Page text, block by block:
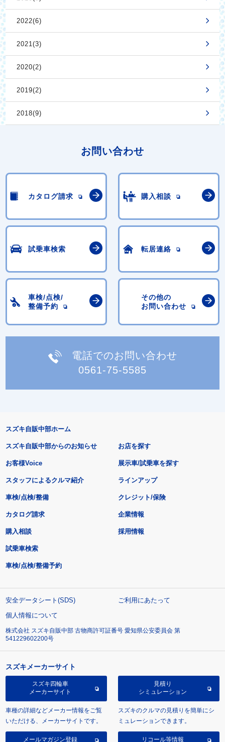
2022(6)
2021(3)
2020(2)
2019(2)
2018(9)
お問い合わせ
カタログ請求 購入相談
試乗車検索 転居連絡
車検/点検/
整備予約
その他の
お問い合わせ
電話でのお問い合わせ
0561-75-5585
スズキ自販中部ホーム
スズキ自販中部からのお知らせ
お客様Voice
スタッフによるクルマ紹介
お店を探す
展示車/試乗車を探す
ラインアップ
車検/点検/整備 クレジット/保険
カタログ請求
購入相談
試乗車検索
車検/点検/整備予約
企業情報
採用情報
安全データシート(SDS)
ご利用にあたって
個人情報について
株式会社 スズキ自販中部 古物商許可証番号 愛知県公安委員会 第
541229602200号
スズキメーカーサイト
スズキ四輪車
メーカーサイト
車種の詳細などメーカー情報をご覧
いただける、メーカーサイトです。
見積り
シミュレーション
スズキのクルマの見積りを簡単にシ
ミュレーションできます。
メールマガジン登録 リコール等情報